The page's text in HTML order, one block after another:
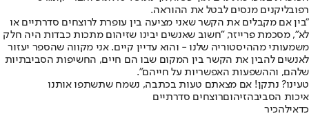
רפובליקנים מנסים לבטל את ההוראה.
"בין אם מקבלים את הקשר שאני מציעה בין עופרת לרוצחים סדרתיים או
לא", מסכמת פרייזר, "חשוב שאנשים יבינו שזיהום מתכות כבדות היה חלק
משמעותי מההיסטוריה שלנו - והוא עדיין קיים. אני מקווה שהספר יעזור
לאנשים להבין את הקשר בין המקום שבו הם חיים, החשיפות הסביבתיות
שלהם, וההשפעות האפשריות על חייהם".
טעינו? נתקן! אם מצאתם טעות בכתבה, נשמח שתשתפו אותנו
איכות הסביבהזיהוםרוצחים סדרתיים
כדאילהכיר